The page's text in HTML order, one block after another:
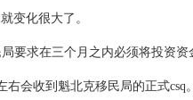
化很大了。
求在三个月之内必须将投资资
会收到魁北克移民局的正式csq